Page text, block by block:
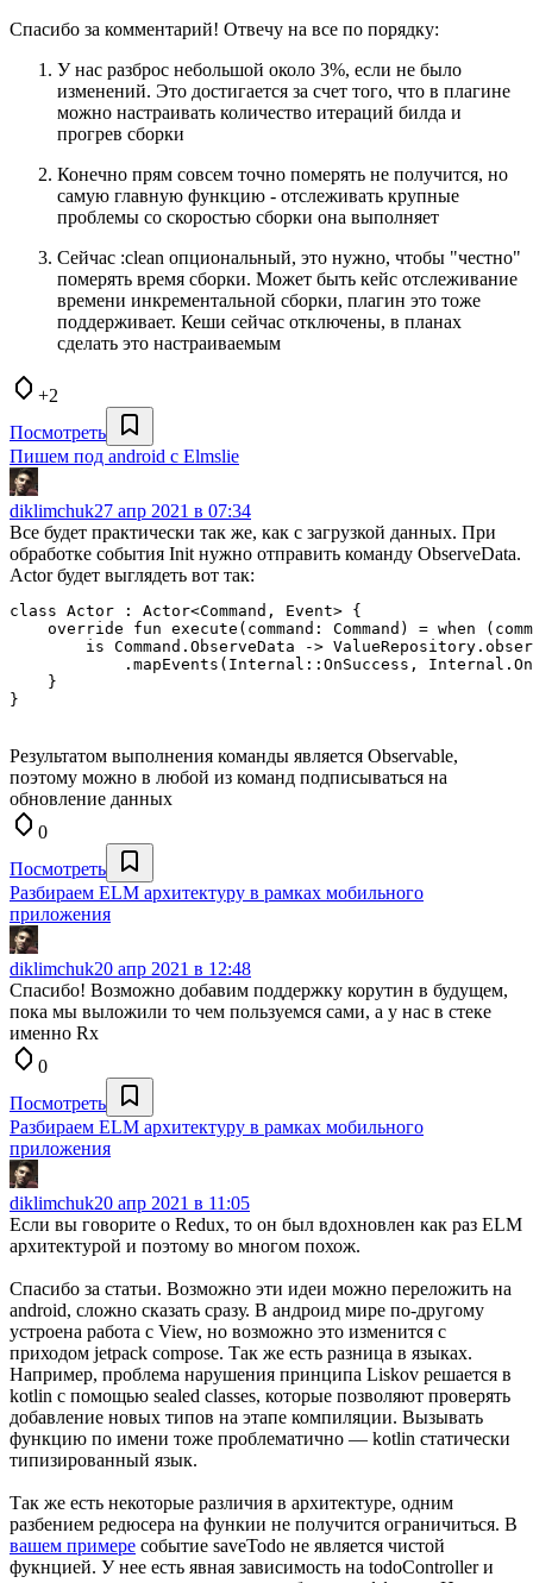
Спасибо за комментарий! Отвечу на все по порядку:
У нас разброс небольшой около 3%, если не было
изменений. Это достигается за счет того, что в плагине
можно настраивать количество итераций билда и
прогрев сборки
Конечно прям совсем точно померять не получится, но
самую главную функцию - отслеживать крупные
проблемы со скоростью сборки она выполняет
Сейчас :clean опциональный, это нужно, чтобы "честно"
померять время сборки. Может быть кейс отслеживание
времени инкрементальной сборки, плагин это тоже
поддерживает. Кеши сейчас отключены, в планах
сделать это настраиваемым
+2
Посмотреть
Пишем под android с Elmslie
diklimchuk27 апр 2021 в 07:34
Все будет практически так же, как с загрузкой данных. При
обработке события Init нужно отправить команду ObserveData.
Actor будет выглядеть вот так:
class Actor : Actor<Command, Event> {
override fun execute(command: Command) = when
is Command.ObserveData ->
.mapEvents(Internal::OnSuccess,
    }
Результатом выполнения команды является Observable,
поэтому можно в любой из команд подписываться на
обновление данных
0
Посмотреть
Разбираем ELM архитектуру в рамках мобильного
приложения
diklimchuk20 апр 2021 в 12:48
Спасибо! Возможно добавим поддержку корутин в будущем,
пока мы выложили то чем пользуемся сами, а у нас в стеке
именно Rx
0
Посмотреть
Разбираем ELM архитектуру в рамках мобильного
приложения
diklimchuk20 апр 2021 в 11:05
Если вы говорите о Redux, то он был вдохновлен как раз ELM
архитектурой и поэтому во многом похож.
Спасибо за статьи. Возможно эти идеи можно переложить на
android, сложно сказать сразу. В андроид мире по-другому
устроена работа с View, но возможно это изменится с
приходом jetpack compose. Так же есть разница в языках.
Например, проблема нарушения принципа Liskov решается в
kotlin с помощью sealed classes, которые позволяют проверять
добавление новых типов на этапе компиляции. Вызывать
функцию по имени тоже проблематично — kotlin статически
типизированный язык.
Так же есть некоторые различия в архитектуре, одним
разбением редюсера на функии не получится ограничиться. В
вашем примере событие saveTodo не является чистой
фукнцией. У нее есть явная зависимость на todoController и